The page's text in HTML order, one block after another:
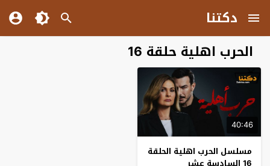
دكتنا
الحرب اهلية حلقة 16
40:46
مسلسل الحرب اهلية الحلقة